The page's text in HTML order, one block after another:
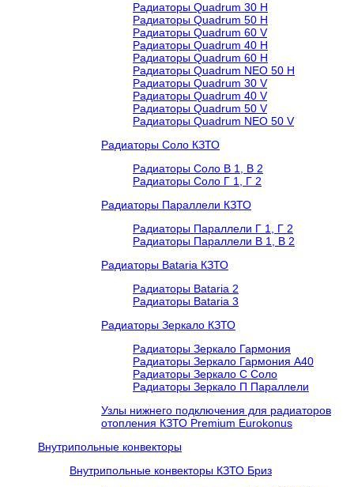
Радиаторы Quadrum 30 H
Радиаторы Quadrum 50 H
Радиаторы Quadrum 60 V
Радиаторы Quadrum 40 H
Радиаторы Quadrum 60 H
Радиаторы Quadrum NEO 50 H
Радиаторы Quadrum 30 V
Радиаторы Quadrum 40 V
Радиаторы Quadrum 50 V
Радиаторы Quadrum NEO 50 V
Радиаторы Соло КЗТО
Радиаторы Соло В 1, В 2
Радиаторы Соло Г 1, Г 2
Радиаторы Параллели КЗТО
Радиаторы Параллели Г 1, Г 2
Радиаторы Параллели В 1, В 2
Радиаторы Bataria КЗТО
Радиаторы Bataria 2
Радиаторы Bataria 3
Радиаторы Зеркало КЗТО
Радиаторы Зеркало Гармония
Радиаторы Зеркало Гармония А40
Радиаторы Зеркало С Соло
Радиаторы Зеркало П Параллели
Узлы нижнего подключения для радиаторов
отопления КЗТО Premium Eurokonus
Внутрипольные конвекторы
Внутрипольные конвекторы КЗТО Бриз